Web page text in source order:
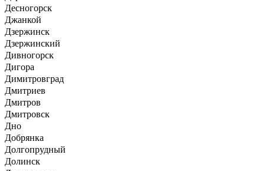
Десногорск
Джанкой
Дзержинск
Дзержинский
Дивногорск
Дигора
Димитровград
Дмитриев
Дмитров
Дмитровск
Дно
Добрянка
Долгопрудный
Долинск